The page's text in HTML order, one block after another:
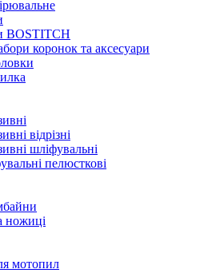
BOSTITCH
коронок та аксесуари
відрізні
шліфувальні
пелюсткові
ножиці
мотопил